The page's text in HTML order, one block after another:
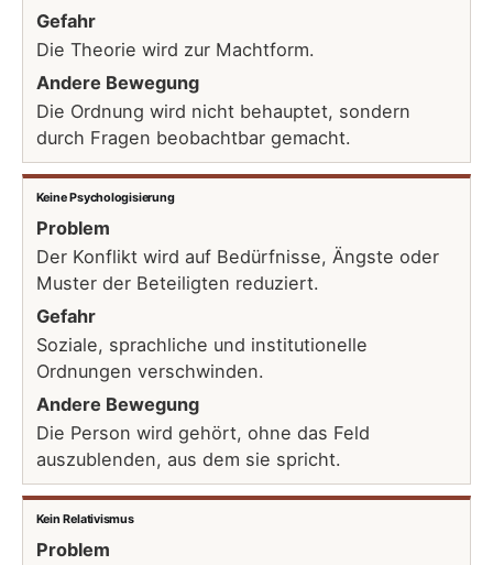
Gefahr
Die Theorie wird zur Machtform.
Andere Bewegung
Die Ordnung wird nicht behauptet, sondern
durch Fragen beobachtbar gemacht.
Keine Psychologisierung
Problem
Der Konflikt wird auf Bedürfnisse, Ängste oder
Muster der Beteiligten reduziert.
Gefahr
Soziale, sprachliche und institutionelle
Ordnungen verschwinden.
Andere Bewegung
Die Person wird gehört, ohne das Feld
auszublenden, aus dem sie spricht.
Kein Relativismus
Problem